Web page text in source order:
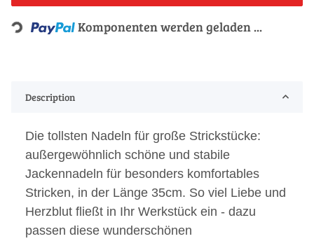
Loading... Komponenten werden geladen ...
Description
Die tollsten Nadeln für große Strickstücke:
außergewöhnlich schöne und stabile
Jackennadeln für besonders komfortables
Stricken, in der Länge 35cm. So viel Liebe und
Herzblut fließt in Ihr Werkstück ein - dazu
passen diese wunderschönen